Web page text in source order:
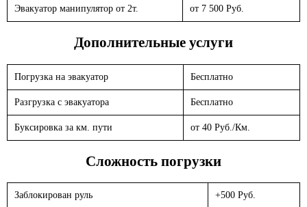
Эвакуатор манипулятор от 2т. от 7 500 Руб.
Дополнительные услуги
Погрузка на эвакуатор Бесплатно
Разгрузка с эвакуатора Бесплатно
Буксировка за км. пути от 40 Руб./Км.
Сложность погрузки
Заблокирован руль +500 Руб.